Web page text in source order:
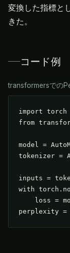
変換した指標と
きた。
コード例
transformersでの
import torch
from
model =
tokenizer =
inputs =
with
loss =
perplexity =